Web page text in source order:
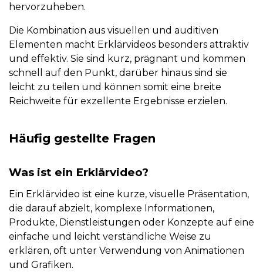
hervorzuheben.
Die Kombination aus visuellen und auditiven
Elementen macht Erklärvideos besonders attraktiv
und effektiv. Sie sind kurz, prägnant und kommen
schnell auf den Punkt, darüber hinaus sind sie
leicht zu teilen und können somit eine breite
Reichweite für exzellente Ergebnisse erzielen.
Häufig gestellte Fragen
Was ist ein Erklärvideo?
Ein Erklärvideo ist eine kurze, visuelle Präsentation,
die darauf abzielt, komplexe Informationen,
Produkte, Dienstleistungen oder Konzepte auf eine
einfache und leicht verständliche Weise zu
erklären, oft unter Verwendung von Animationen
und Grafiken.